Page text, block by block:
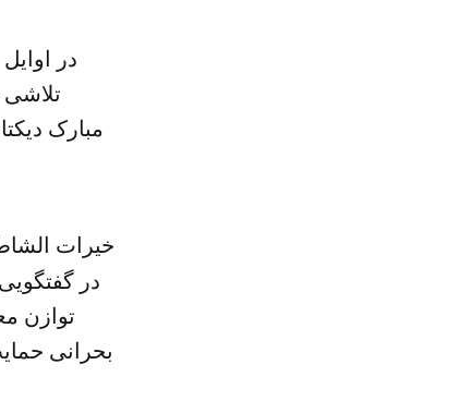
در
مبارک
خیرات
در
توازن
بحرانی